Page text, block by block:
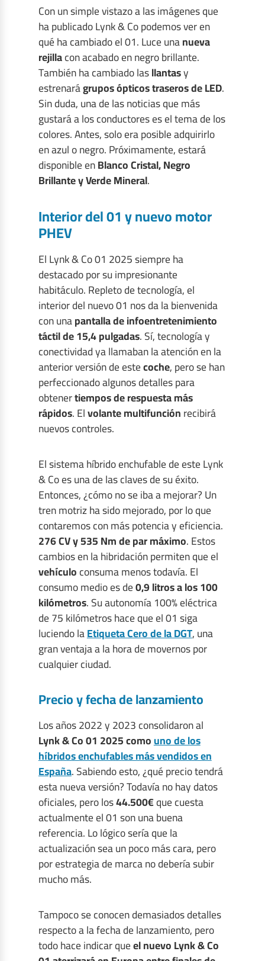
Con un simple vistazo a las imágenes que
ha publicado Lynk & Co podemos ver en
qué ha cambiado el 01. Luce unanueva
rejillacon acabado en negro brillante.
También ha cambiado lasllantasy
estrenarágrupos ópticos traseros de LED.
Sin duda, una de las noticias que más
gustará a los conductores es el tema de los
colores. Antes, solo era posible adquirirlo
en azul o negro. Próximamente, estará
disponible enBlanco Cristal, Negro
Brillante y Verde Mineral.
Interior del 01 y nuevo motor
PHEV
El Lynk & Co 01 2025 siempre ha
destacado por su impresionante
habitáculo. Repleto de tecnología, el
interior del nuevo 01 nos da la bienvenida
con unapantalla de infoentretenimiento
táctil de 15,4 pulgadas. Sí, tecnología y
conectividad ya llamaban la atención en la
anterior versión de estecoche, pero se han
perfeccionado algunos detalles para
obtenertiempos de respuesta más
rápidos. Elvolante multifunciónrecibirá
nuevos controles.
El sistema híbrido enchufable de este Lynk
& Co es una de las claves de su éxito.
Entonces, ¿cómo no se iba a mejorar? Un
tren motriz ha sido mejorado, por lo que
contaremos con más potencia y eficiencia.
276 CV y 535 Nm de par máximo. Estos
cambios en la hibridación permiten que el
vehículoconsuma menos todavía. El
consumo medio es de0,9 litros a los 100
kilómetros. Su autonomía 100% eléctrica
de 75 kilómetros hace que el 01 siga
luciendo laEtiqueta Cero de la DGT, una
gran ventaja a la hora de movernos por
cualquier ciudad.
Precio y fecha de lanzamiento
Los años 2022 y 2023 consolidaron al
Lynk & Co 01 2025 comouno de los
híbridos enchufables más vendidos en
España. Sabiendo esto, ¿qué precio tendrá
esta nueva versión? Todavía no hay datos
oficiales, pero los44.500€que cuesta
actualmente el 01 son una buena
referencia. Lo lógico sería que la
actualización sea un poco más cara, pero
por estrategia de marca no debería subir
mucho más.
Tampoco se conocen demasiados detalles
respecto a la fecha de lanzamiento, pero
todo hace indicar queel nuevo Lynk & Co